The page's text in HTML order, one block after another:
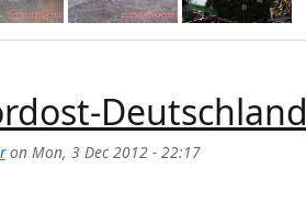
Deutschland
on Mon, 3 Dec 2012 - 22:17
Ostsee Insel / Nordost-Deutschland